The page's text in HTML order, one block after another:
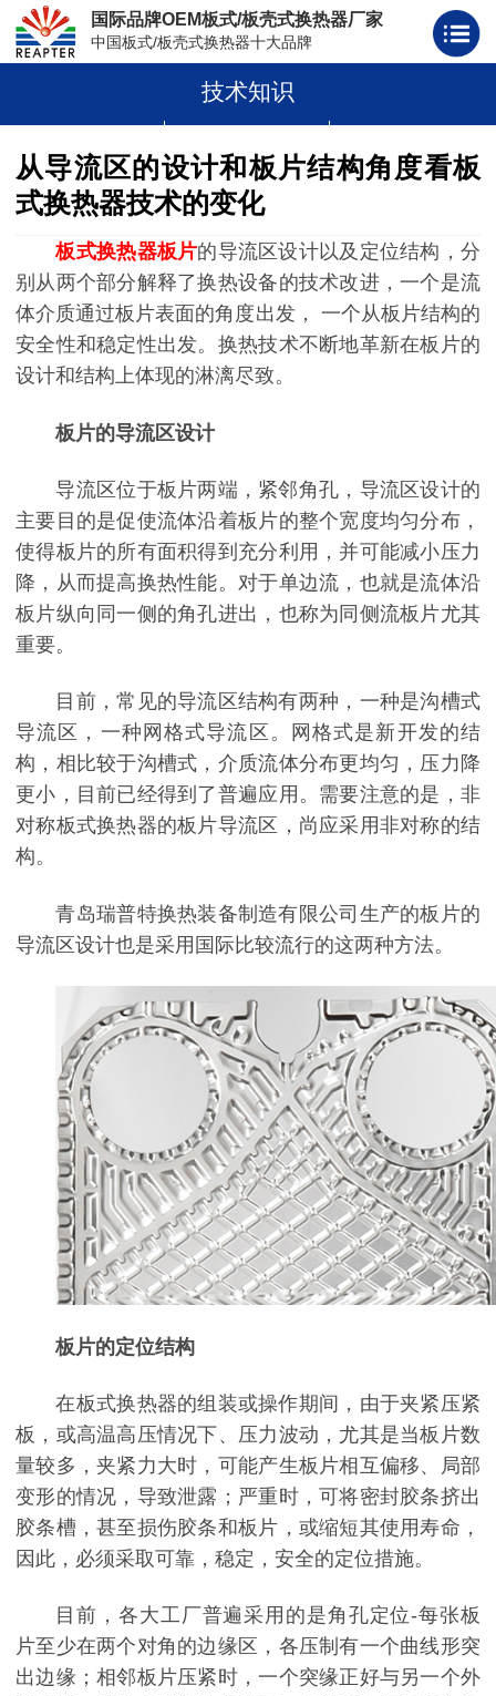
国际品牌OEM板式/板壳式换热器厂家
中国板式/板壳式换热器十大品牌
板壳式换热器
技术知识
从导流区的设计和板片结构角度看板
式换热器技术的变化
板式换热器板片的导流区设计以及定位结构，分
别从两个部分解释了换热设备的技术改进，一个是流
体介质通过板片表面的角度出发， 一个从板片结构的
安全性和稳定性出发。换热技术不断地革新在板片的
设计和结构上体现的淋漓尽致。
板片的导流区设计
导流区位于板片两端，紧邻角孔，导流区设计的
主要目的是促使流体沿着板片的整个宽度均匀分布，
使得板片的所有面积得到充分利用，并可能减小压力
降，从而提高换热性能。对于单边流，也就是流体沿
板片纵向同一侧的角孔进出，也称为同侧流板片尤其
重要。
目前，常见的导流区结构有两种，一种是沟槽式
导流区，一种网格式导流区。网格式是新开发的结
构，相比较于沟槽式，介质流体分布更均匀，压力降
更小，目前已经得到了普遍应用。需要注意的是，非
对称板式换热器的板片导流区，尚应采用非对称的结
构。
青岛瑞普特换热装备制造有限公司生产的板片的
导流区设计也是采用国际比较流行的这两种方法。
板片的定位结构
在板式换热器的组装或操作期间，由于夹紧压紧
板，或高温高压情况下、压力波动，尤其是当板片数
量较多，夹紧力大时，可能产生板片相互偏移、局部
变形的情况，导致泄露；严重时，可将密封胶条挤出
胶条槽，甚至损伤胶条和板片，或缩短其使用寿命，
因此，必须采取可靠，稳定，安全的定位措施。
目前，各大工厂普遍采用的是角孔定位-每张板
片至少在两个对角的边缘区，各压制有一个曲线形突
出边缘；相邻板片压紧时，一个突缘正好与另一个外